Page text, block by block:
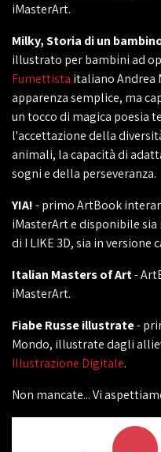
iMasterArt.
Milky, Storia di un
illustrato per bambini ad
Fumettista italiano Andrea
apparenza semplice, ma
un tocco di magica poesia
l'accettazione della
animali, la capacità di
sogni e della perseveranza.
YIA!- primo ArtBook
iMasterArt e disponibile
di I LIKE 3D, sia in versione
Italian Masters of Art-
iMasterArt.
Fiabe Russe illustrate-
Mondo, illustrate dagli
Illustrazione Digitale.
Non mancate... Vi